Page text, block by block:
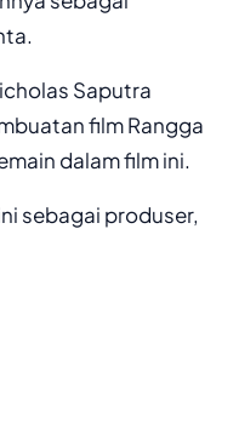
Saputra
film Rangga
dalam film ini.
sebagai produser,